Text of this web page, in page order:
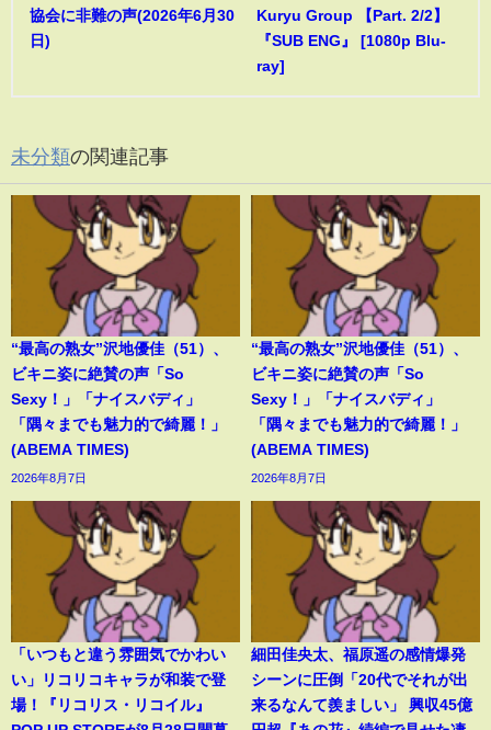
協会に非難の声(2026年6月30
日)
Kuryu Group 【Part. 2/2】
『SUB ENG』 [1080p Blu-
ray]
未分類の関連記事
“最高の熟女”沢地優佳（51）、
ビキニ姿に絶賛の声「So
Sexy！」「ナイスバディ」
「隅々までも魅力的で綺麗！」
(ABEMA TIMES)
2026年8月7日
“最高の熟女”沢地優佳（51）、
ビキニ姿に絶賛の声「So
Sexy！」「ナイスバディ」
「隅々までも魅力的で綺麗！」
(ABEMA TIMES)
2026年8月7日
「いつもと違う雰囲気でかわい
い」リコリコキャラが和装で登
場！『リコリス・リコイル』
細田佳央太、福原遥の感情爆発
シーンに圧倒「20代でそれが出
来るなんて羨ましい」 興収45億